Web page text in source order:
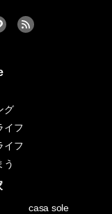
グ
イフ
イフ
う
casa sole